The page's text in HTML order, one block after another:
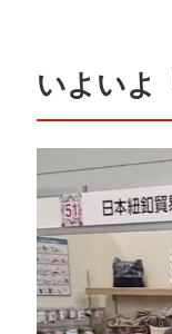
いよいよ